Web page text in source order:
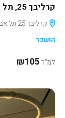
קרליבך 25, תל אביב
קרליבך 25 תל אביב
הושכר
למ"ר₪105